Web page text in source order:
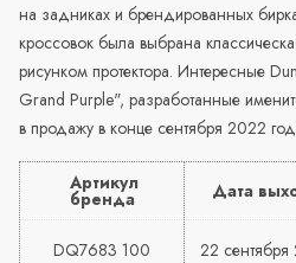
на задниках и брендированных
кроссовок была выбрана
рисунком протектора. Интересные
Grand Purple", разработанные
в продажу в конце сентября 2022
Артикул
бренда Дата
DQ7683 100 22